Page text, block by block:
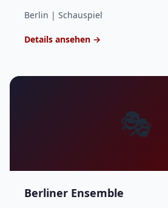
Berlin | Schauspiel
Details ansehen →
🎭
Berliner Ensemble